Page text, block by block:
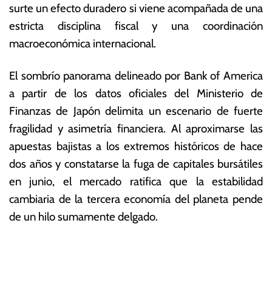
surte un efecto duradero si viene acompañada de una
estricta disciplina fiscal y una coordinación
macroeconómica internacional.
El sombrío panorama delineado por Bank of America
a partir de los datos oficiales del Ministerio de
Finanzas de Japón delimita un escenario de fuerte
fragilidad y asimetría financiera. Al aproximarse las
apuestas bajistas a los extremos históricos de hace
dos años y constatarse la fuga de capitales bursátiles
en junio, el mercado ratifica que la estabilidad
cambiaria de la tercera economía del planeta pende
de un hilo sumamente delgado.